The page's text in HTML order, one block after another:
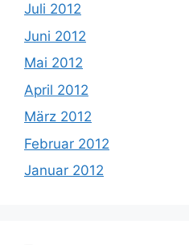
Juli 2012
Juni 2012
Mai 2012
April 2012
März 2012
Februar 2012
Januar 2012